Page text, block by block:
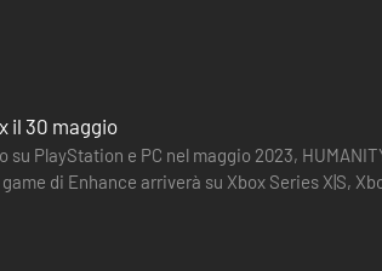
il 30 maggio
su PlayStation e PC nel maggio 2023,
di Enhance arriverà su Xbox Series X|S,